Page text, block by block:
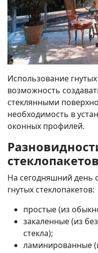
Использование
возможность
стеклянными
необходимость в
оконных профилей.
стеклопакетов
На сегодняшний день
гнутых стеклопакетов:
простые (из
закаленные (из
стекла);
ламинированные